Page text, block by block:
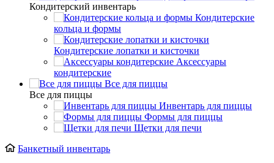
Кондитерский инвентарь
Кондитерские
кольца и формы
Кондитерские лопатки и кисточки
Аксессуары
кондитерские
Все для пиццы
Все для пиццы
Инвентарь для пиццы
Формы для пиццы
Щетки для печи
Банкетный инвентарь